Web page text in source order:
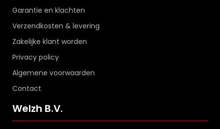
Garantie en klachten
Verzendkosten & levering
Zakelijke klant worden
Privacy policy
Algemene voorwaarden
Contact
Welzh B.V.